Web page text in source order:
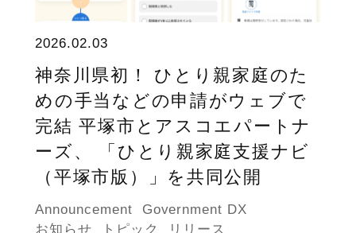
2026.02.03
神奈川県初！ ひとり親家庭のた
めの手当などの申請がウェブで
完結 平塚市とアスコエパートナ
ーズ、 「ひとり親家庭支援ナビ
（平塚市版）」を共同公開
Announcement
Government DX
お知らせ
トピック リリース